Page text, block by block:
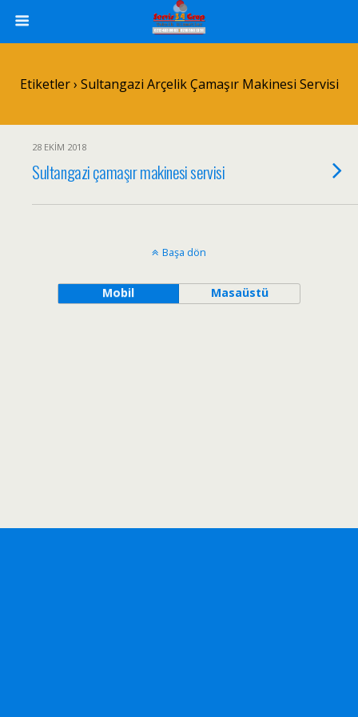
Etiketler › Sultangazi Arçelik Çamaşır Makinesi Servisi
28 EKIM 2018
Sultangazi çamaşır makinesi servisi
Başa dön
Mobil Masaüstü